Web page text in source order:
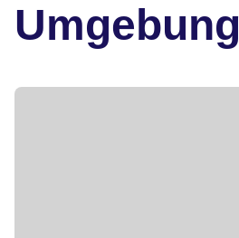
Umgebung